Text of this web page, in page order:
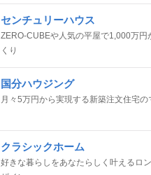
センチュリーハウス
ZERO-CUBEや人気の平屋で1,000万円
くり
国分ハウジング
月々5万円から実現する新築注文住宅の
クラシックホーム
好きな暮らしをあなたらしく叶えるロ